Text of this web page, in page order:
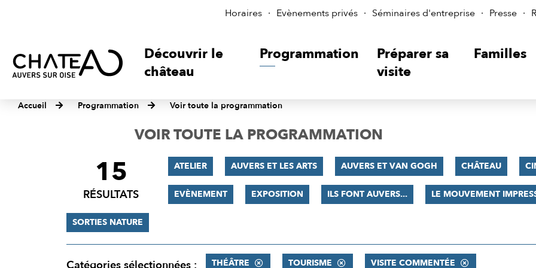
Horaires Evènements privés Séminaires d'entreprise Presse
Découvrir le
château
Programmation
Préparer sa
visite
Familles
Accueil Programmation Voir toute la programmation
VOIR TOUTE LA PROGRAMMATION
FILTRER
RÉSULTATS
15
RÉSULTATS
ATELIER AUVERS ET LES ARTS AUVERS ET VAN GOGH CHÂTEAU
EVÈNEMENT EXPOSITION ILS FONT AUVERS... LE MOUVEMENT
SORTIES NATURE
THÉÂTRE TOURISME VISITE COMMENTÉE